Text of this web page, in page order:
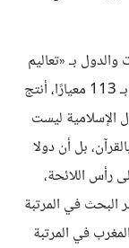
بـ «تعاليم
الإسلام الاقتصادية»، التي حدداها الباحثان بـ 113 معيارًا، أنتج
الدول الإسلامية ليست
بل أن دولا
رأس اللائحة،
البحث في المرتبة
بينما جاءت مصر في المرتبة 128 والمغرب في المرتبة